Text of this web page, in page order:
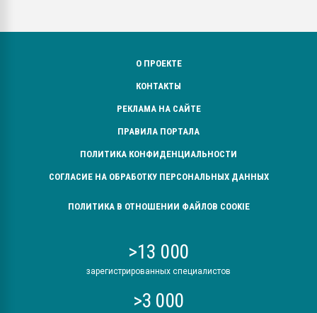
О ПРОЕКТЕ
КОНТАКТЫ
РЕКЛАМА НА САЙТЕ
ПРАВИЛА ПОРТАЛА
ПОЛИТИКА КОНФИДЕНЦИАЛЬНОСТИ
СОГЛАСИЕ НА ОБРАБОТКУ ПЕРСОНАЛЬНЫХ ДАННЫХ
ПОЛИТИКА В ОТНОШЕНИИ ФАЙЛОВ COOKIE
>13 000
зарегистрированных специалистов
>3 000